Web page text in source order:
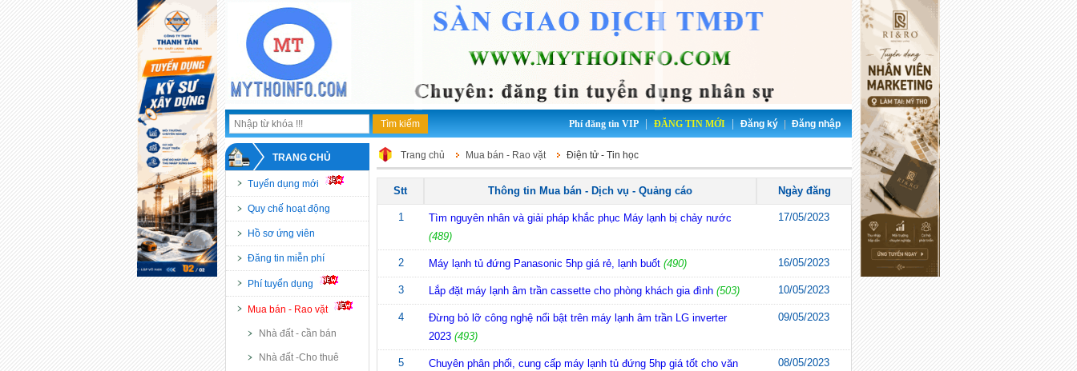
Đăng ký Đăng nhập
Phí đăng tin VIP ĐĂNG TIN MỚI
TRANG CHỦ
Tuyển dụng mới
Quy chế hoạt động
Hồ sơ ứng viên
Đăng tin miễn phí
Phí tuyển dụng
Mua bán - Rao vặt
Nhà đất - cần bán
Nhà đất -Cho thuê
Trang chủ Mua bán - Rao vặt Điện tử - Tin học
Stt Thông tin Mua bán - Dịch vụ - Quảng cáo Ngày đăng
1
Tìm nguyên nhân và giải pháp khắc phục Máy lạnh bị chảy nước
(489)
17/05/2023
2 Máy lạnh tủ đứng Panasonic 5hp giá rẻ, lạnh buốt (490) 16/05/2023
3 Lắp đặt máy lạnh âm trần cassette cho phòng khách gia đình(503) 10/05/2023
4
Đừng bỏ lỡ công nghệ nổi bật trên máy lạnh âm trần LG inverter
2023 (493)
09/05/2023
5
Chuyên phân phối, cung cấp máy lạnh tủ đứng 5hp giá tốt cho văn
08/05/2023